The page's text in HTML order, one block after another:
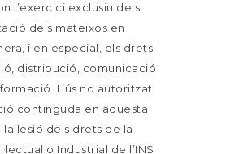
l’exercici exclusiu dels
dels mateixos en
i en especial, els drets
distribució, comunicació
L’ús no autoritzat
continguda en aquesta
la lesió dels drets de la
o Industrial de l’INS